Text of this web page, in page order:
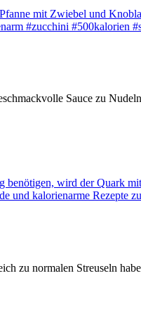
Sauce zu
zu normalen Streuseln